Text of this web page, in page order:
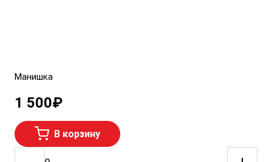
Манишка
1 500₽
В корзину